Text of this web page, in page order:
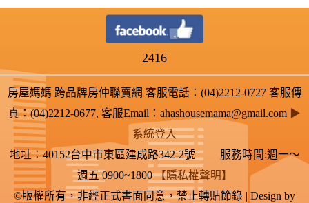
2416
房屋媽媽 跨品牌房仲聯賣網 客服電話：(04)2212-0727 客服傳
真：(04)2212-0677, 客服Email：ahashousemama@gmail.com ▶
系統登入
地址：40152台中市東區建成路342-2號 服務時間:週一～
週五 0900~1800【隱私權聲明】
©版權所有，非經正式書面同意，禁止轉貼節錄 | Design by